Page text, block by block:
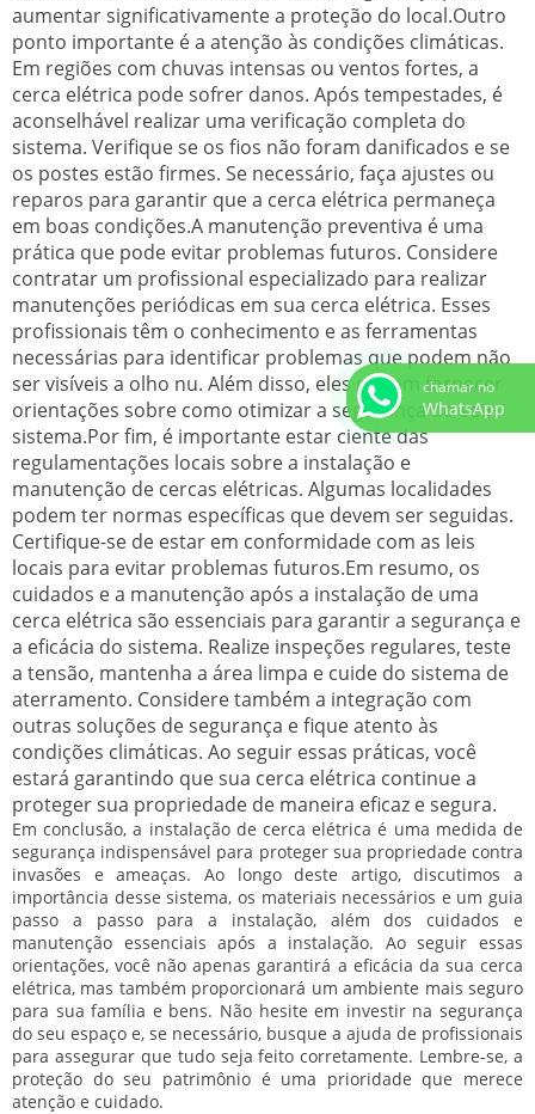
aumentar significativamente a proteção do local.Outro
ponto importante é a atenção às condições climáticas.
Em regiões com chuvas intensas ou ventos fortes, a
cerca elétrica pode sofrer danos. Após tempestades, é
aconselhável realizar uma verificação completa do
sistema. Verifique se os fios não foram danificados e se
os postes estão firmes. Se necessário, faça ajustes ou
reparos para garantir que a cerca elétrica permaneça
em boas condições.A manutenção preventiva é uma
prática que pode evitar problemas futuros. Considere
contratar um profissional especializado para realizar
manutenções periódicas em sua cerca elétrica. Esses
profissionais têm o conhecimento e as ferramentas
necessárias para identificar problemas que podem não
ser visíveis a olho nu. Além disso, eles podem fornecer
orientações sobre como otimizar a segurança do seu
sistema.Por fim, é importante estar ciente das
regulamentações locais sobre a instalação e
manutenção de cercas elétricas. Algumas localidades
podem ter normas específicas que devem ser seguidas.
Certifique-se de estar em conformidade com as leis
locais para evitar problemas futuros.Em resumo, os
cuidados e a manutenção após a instalação de uma
cerca elétrica são essenciais para garantir a segurança e
a eficácia do sistema. Realize inspeções regulares, teste
a tensão, mantenha a área limpa e cuide do sistema de
aterramento. Considere também a integração com
outras soluções de segurança e fique atento às
condições climáticas. Ao seguir essas práticas, você
estará garantindo que sua cerca elétrica continue a
proteger sua propriedade de maneira eficaz e segura.
Em conclusão, a instalação de cerca elétrica é uma medida de
segurança indispensável para proteger sua propriedade contra
invasões e ameaças. Ao longo deste artigo, discutimos a
importância desse sistema, os materiais necessários e um guia
passo a passo para a instalação, além dos cuidados e
manutenção essenciais após a instalação. Ao seguir essas
orientações, você não apenas garantirá a eficácia da sua cerca
elétrica, mas também proporcionará um ambiente mais seguro
para sua família e bens. Não hesite em investir na segurança
do seu espaço e, se necessário, busque a ajuda de profissionais
para assegurar que tudo seja feito corretamente. Lembre-se, a
proteção do seu patrimônio é uma prioridade que merece
atenção e cuidado.
chamar no
WhatsApp